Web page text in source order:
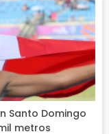
Santo Domingo
metros